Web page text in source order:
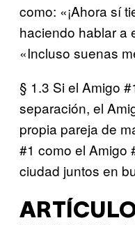
como: «¡Ahora sí
haciendo hablar a
«Incluso suenas
§ 1.3 Si el Amigo
separación, el
propia pareja de
#1 como el Amigo
ciudad juntos en